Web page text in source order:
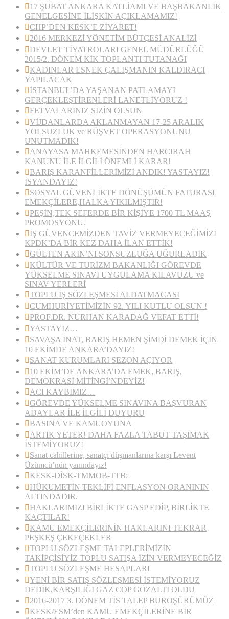
17 ŞUBAT ANKARA KATLİAMI VE BAŞBAKANLIK
GENELGESİNE İLİŞKİN AÇIKLAMAMIZ!
CHP’DEN KESK’E ZİYARET!
2016 MERKEZİ YÖNETİM BÜTÇESİ ANALİZİ
DEVLET TİYATROLARI GENEL MÜDÜRLÜĞÜ
2015/2. DÖNEM KİK TOPLANTI TUTANAĞI
KADINLAR ESNEK ÇALIŞMANIN KALDIRACI
YAPILACAK
İSTANBUL’DA YAŞANAN PATLAMAYI
GERÇEKLEŞTİRENLERİ LANETLİYORUZ !
FETVALARINIZ SİZİN OLSUN
VİJDANLARDA AKLANMAYAN 17-25 ARALIK
YOLSUZLUK ve RÜŞVET OPERASYONUNU
UNUTMADIK!
ANAYASA MAHKEMESİNDEN HARCIRAH
KANUNU İLE İLGİLİ ÖNEMLİ KARAR!
BARIŞ KARANFİLLERİMİZİ ANDIK! YASTAYIZ!
İSYANDAYIZ!
SOSYAL GÜVENLİKTE DÖNÜŞÜMÜN FATURASI
EMEKÇİLERE,HALKA YIKILMIŞTIR!
PEŞİN,TEK SEFERDE BİR KİŞİYE 1700 TL MAAŞ
PROMOSYONU.
İŞ GÜVENCEMİZDEN TAVİZ VERMEYECEĞİMİZİ
KPDK’DA BİR KEZ DAHA İLAN ETTİK!
GÜLTEN AKIN’NI SONSUZLUĞA UĞURLADIK
KÜLTÜR VE TURİZM BAKANLIĞI GÖREVDE
YÜKSELME SINAVI UYGULAMA KILAVUZU ve
SINAV YERLERİ
TOPLU İŞ SÖZLEŞMESİ ALDATMACASI
CUMHURİYETİMİZİN 92. YILI KUTLU OLSUN !
PROF.DR. NURHAN KARADAĞ VEFAT ETTİ!
YASTAYIZ…
SAVAŞA İNAT, BARIŞ HEMEN ŞİMDİ DEMEK İÇİN
10 EKİMDE ANKARA’DAYIZ!
SANAT KURUMLARI SEZON AÇIYOR
10 EKİM’DE ANKARA’DA EMEK, BARIŞ,
DEMOKRASİ MİTİNGİ’NDEYİZ!
ACI KAYBIMIZ…
GÖREVDE YÜKSELME SINAVINA BAŞVURAN
ADAYLAR İLE İLGİLİ DUYURU
BASINA VE KAMUOYUNA
ARTIK YETER! DAHA FAZLA TABUT TAŞIMAK
İSTEMİYORUZ!
Sanat cahillerine, sanatçı düşmanlarına karşı Levent
Üzümcü’nün yanındayız!
KESK-DİSK-TMMOB-TTB:
HÜKUMETİN TEKLİFİ ENFLASYON ORANININ
ALTINDADIR.
HAKLARIMIZI BİRLİKTE GASP EDİP, BİRLİKTE
KAÇTILAR!
KAMU EMEKÇİLERİNİN HAKLARINI TEKRAR
PEŞKEŞ ÇEKEÇEKLER
TOPLU SÖZLEŞME TALEPLERİMİZİN
TAKİPÇİSİYİZ TOPLU SATIŞA İZİN VERMEYECEĞİZ
TOPLU SÖZLEŞME HESAPLARI
YENİ BİR SATIŞ SÖZLEŞMESİ İSTEMİYORUZ
DEDİK,KARŞILIĞI GAZ COP GÖZALTI OLDU
2016-2017 3. DÖNEM TİS TALEP BUROŞÜRÜMÜZ
KESK/ESM’den KAMU EMEKÇİLERİNE BİR